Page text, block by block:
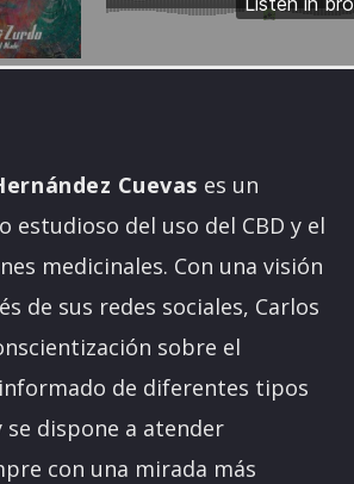
Cuevas es un
estudioso del uso del CBD y el
medicinales. Con una visión
de sus redes sociales, Carlos
sobre el
de diferentes tipos
se dispone a atender
con una mirada más